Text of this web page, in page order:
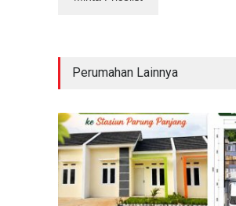
Perumahan Lainnya